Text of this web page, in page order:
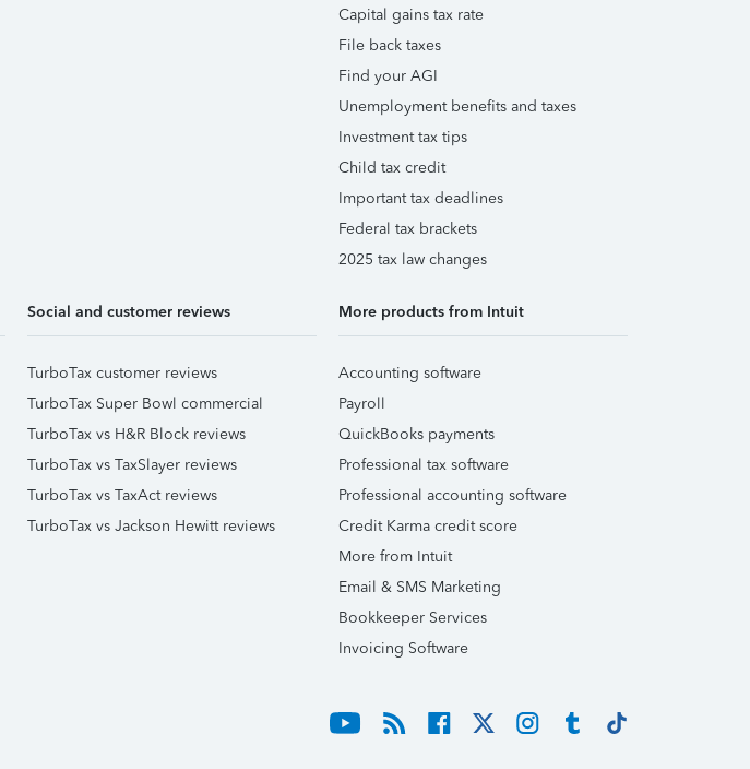
Capital gains tax rate
File back taxes
Find your AGI
Unemployment benefits and taxes
Investment tax tips
Child tax credit
Important tax deadlines
Federal tax brackets
2025 tax law changes
Social and customer reviews
TurboTax customer reviews
TurboTax Super Bowl commercial
TurboTax vs H&R Block reviews
TurboTax vs TaxSlayer reviews
TurboTax vs TaxAct reviews
TurboTax vs Jackson Hewitt reviews
More products from Intuit
Accounting software
Payroll
QuickBooks payments
Professional tax software
Professional accounting software
Credit Karma credit score
More from Intuit
Email & SMS Marketing
Bookkeeper Services
Invoicing Software